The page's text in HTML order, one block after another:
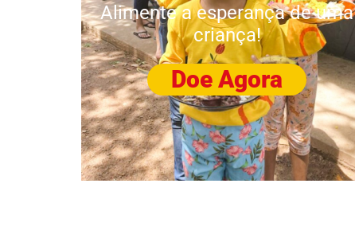
Alimente a esperança de uma
criança!
Doe Agora